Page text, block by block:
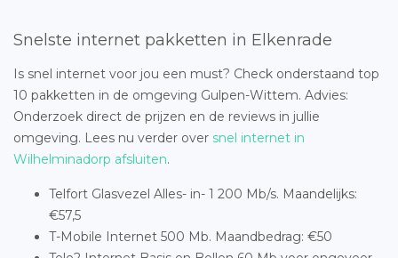
Snelste internet pakketten in Elkenrade
Is snel internet voor jou een must? Check onderstaand top
10 pakketten in de omgeving Gulpen-Wittem. Advies:
Onderzoek direct de prijzen en de reviews in jullie
omgeving. Lees nu verder over snel internet in
Wilhelminadorp afsluiten.
Telfort Glasvezel Alles- in- 1 200 Mb/s. Maandelijks:
€57,5
T-Mobile Internet 500 Mb. Maandbedrag: €50